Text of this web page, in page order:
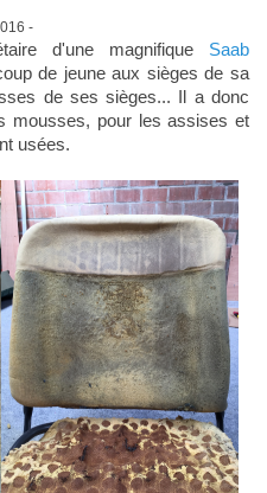
-
d'une magnifique Saab
de jeune aux sièges de sa
de ses sièges... Il a donc
mousses, pour les assises et
usées.